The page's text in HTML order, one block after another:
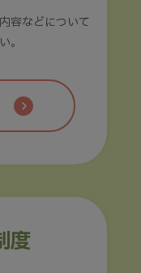
容などについて
。
度